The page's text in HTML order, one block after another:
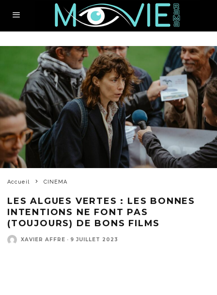
Accueil CINEMA
LES ALGUES VERTES : LES BONNES
INTENTIONS NE FONT PAS
(TOUJOURS) DE BONS FILMS
XAVIER AFFRE · 9 JUILLET 2023